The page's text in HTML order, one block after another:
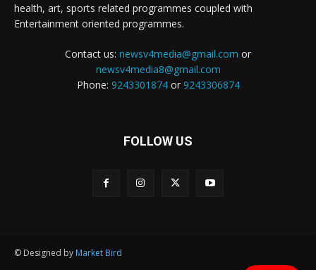
health, art, sports related programmes coupled with
Entertainment oriented programmes.
Contact us: newsv4media@gmail.com or
newsv4media8@gmail.com
Phone: 9243301874or 9243306874
FOLLOW US
© Designed by Market Bird